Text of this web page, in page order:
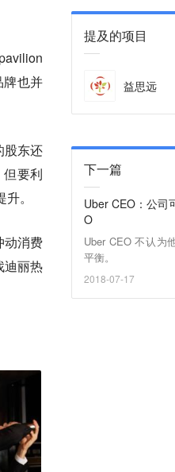
牌也并
股东还
要利
。
动消费
迪丽热
提及的项目
益思远
下一篇
Uber CEO：公司
O
Uber CEO 不认为
平衡。
2018-07-17